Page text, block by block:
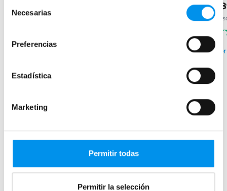
Necesarias
Preferencias
Estadística
Marketing
Permitir todas
Permitir la selección
desde 51,33€/mes
Ver opciones
Mamparas de bañera
Hojas o biombos de bañera